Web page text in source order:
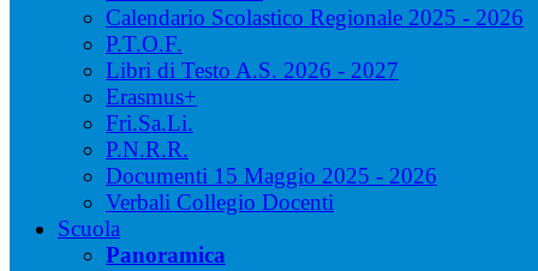
Calendario Scolastico Regionale 2025 - 2026
P.T.O.F.
Libri di Testo A.S. 2026 - 2027
Erasmus+
Fri.Sa.Li.
P.N.R.R.
Documenti 15 Maggio 2025 - 2026
Verbali Collegio Docenti
Scuola
Panoramica